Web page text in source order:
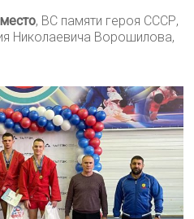
, ВС памяти героя СССР,
Николаевича Ворошилова,